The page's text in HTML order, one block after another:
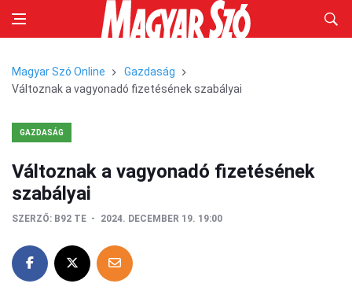
Magyar Szó Online
Gazdaság
Változnak a vagyonadó fizetésének szabályai
GAZDASÁG
Változnak a vagyonadó fizetésének
szabályai
SZERZŐ: B92 TE 2024. DECEMBER 19. 19:00